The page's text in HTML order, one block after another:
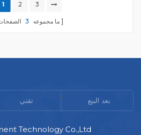
1 2 3
ما مجموعه 3
تقني < بعد البيع
Technology Co.,Ltd